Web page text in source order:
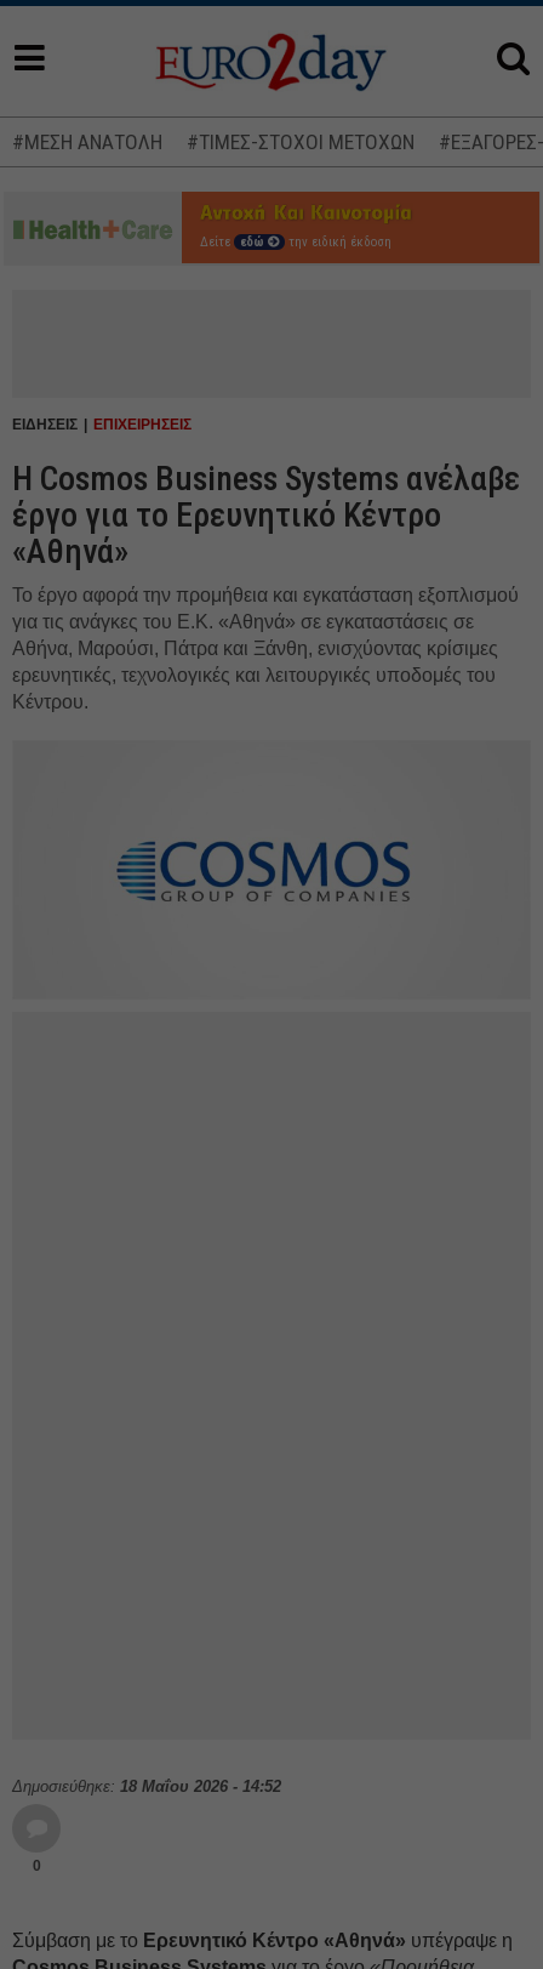
#ΜΕΣΗ ΑΝΑΤΟΛΗ #ΤΙΜΕΣ-ΣΤΟΧΟΙ ΜΕΤΟΧΩΝ
Δείτε εδώ την ειδική έκδοση
ΕΙΔΗΣΕΙΣ ΕΠΙΧΕΙΡΗΣΕΙΣ
Η Cosmos Business Systems ανέλαβε
έργο για το Ερευνητικό Κέντρο
«Αθηνά»
Το έργο αφορά την προμήθεια και εγκατάσταση εξοπλισμού
για τις ανάγκες του Ε.Κ. «Αθηνά» σε εγκαταστάσεις σε
Αθήνα, Μαρούσι, Πάτρα και Ξάνθη, ενισχύοντας κρίσιμες
ερευνητικές, τεχνολογικές και λειτουργικές υποδομές του
Κέντρου.
Δημοσιεύθηκε: 18 Μαΐου 2026 - 14:52
0
Σύμβαση με το Ερευνητικό Κέντρο «Αθηνά» υπέγραψε η